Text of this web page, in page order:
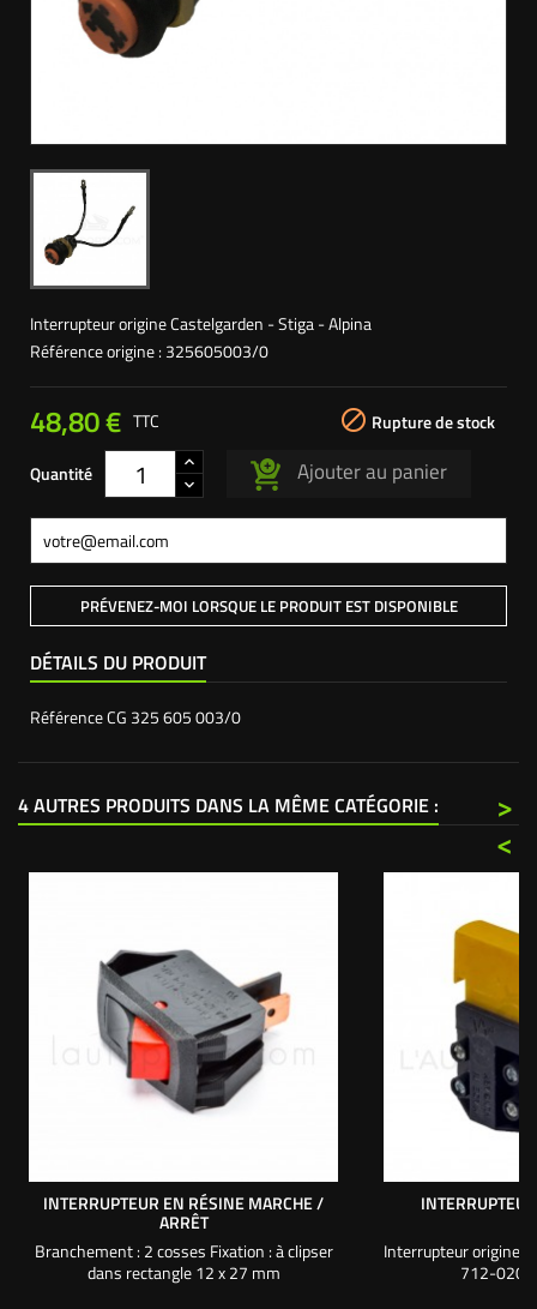
Interrupteur origine Castelgarden - Stiga - Alpina
Référence origine : 325605003/0
48,80 €  Rupture de stock
TTC
Quantité Ajouter au panier
PRÉVENEZ-MOI LORSQUE LE PRODUIT EST DISPONIBLE
DÉTAILS DU PRODUIT
RéférenceCG 325 605 003/0
4 AUTRES PRODUITS DANS LA MÊME CATÉGORIE :
>
<
INTERRUPTEUR EN RÉSINE MARCHE /
ARRÊT
Branchement : 2 cosses Fixation : à clipser
dans rectangle 12 x 27 mm
Interrupteur origine
712-